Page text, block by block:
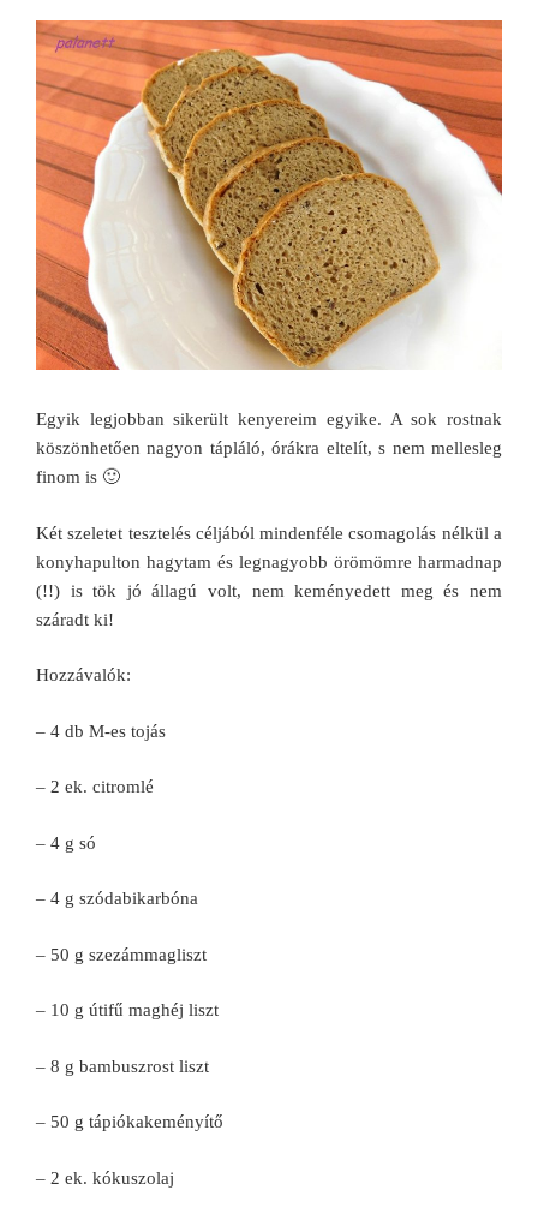
Egyik legjobban sikerült kenyereim egyike. A sok rostnak
köszönhetően nagyon tápláló, órákra eltelít, s nem mellesleg
finom is 🙂
Két szeletet tesztelés céljából mindenféle csomagolás nélkül a
konyhapulton hagytam és legnagyobb örömömre harmadnap
(!!) is tök jó állagú volt, nem keményedett meg és nem
száradt ki!
Hozzávalók:
– 4 db M-es tojás
– 2 ek. citromlé
– 4 g só
– 4 g szódabikarbóna
– 50 g szezámmagliszt
– 10 g útifű maghéj liszt
– 8 g bambuszrost liszt
– 50 g tápiókakeményítő
– 2 ek. kókuszolaj